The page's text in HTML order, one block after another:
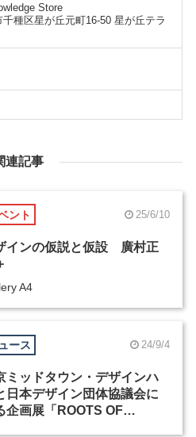
Store
種区星が丘元町16-50 星が丘テラ
連記事
ント 25/6/10
インの仮説と仮設 廣村正
A4
ース 24/9/4
ミッドタウン・デザインハ
日本デザイン団体協議会に
企画展「ROOTS OF